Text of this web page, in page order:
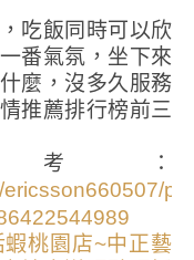
吃飯同時可以欣
番氣氛，坐下來
麼，沒多久服務
推薦排行榜前三
：